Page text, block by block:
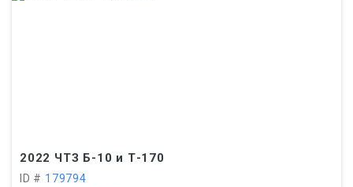
2022 ЧТЗ Б-10 и Т-170
ID # 179794